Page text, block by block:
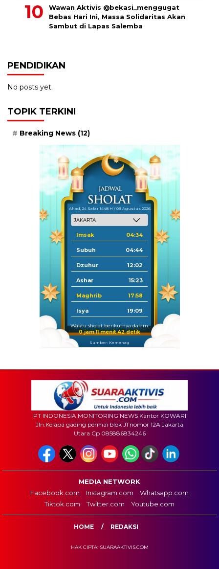
Wawan Aktivis @bekasi_menggugat
Bebas Hari Ini, Massa Solidaritas Akan
Sambut di Lapas Salemba
PENDIDIKAN
No posts yet.
TOPIK TERKINI
Breaking News (12)
Ahad, 24 Safar 1448 H / 09 Agustus 2026
Imsak 04:34
Subuh 04:44
Dzuhur 12:02
Ashar 15:23
Maghrib 17:58
Isya 19:09
Waktu sholat berikutnya dalam:
0 jam 11 menit 40 detik
Sumber: Kemenag
PT INDONESIA MONITORING NEWS Kantor KOWARI
Jln.Kelapa gading permai blok J1 nomor 12A Jakarta
Utara Cp 085886834246
MEDIA NETWORK
Facebook.com
Instagram.com
Whatsapp.com
Tiktok.com
Twitter.com Youtube.com
HOME REDAKSI
HAK CIPTA: SUARAAKTIVIS.COM